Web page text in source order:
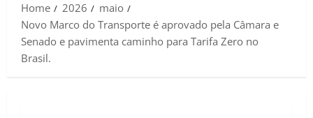
Home
2026
maio
Novo Marco do Transporte é aprovado pela Câmara e
Senado e pavimenta caminho para Tarifa Zero no
Brasil.